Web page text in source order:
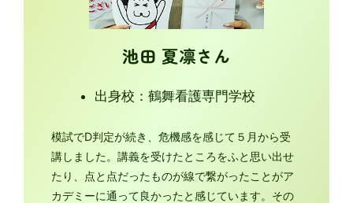
池田 夏凛さん
出身校：鶴舞看護専門学校
模試でD判定が続き、危機感を感じて５月から受
講しました。講義を受けたところをふと思い出せ
たり、点と点だったものが線で繋がったことがア
カデミーに通って良かったと感じています。その